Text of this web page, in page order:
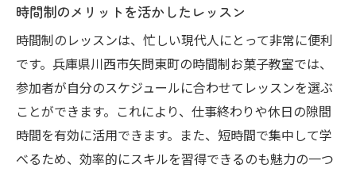
川西市のケーキ教室で手作りスイーツを学ぶ
川西市でケーキ作りの楽しさを実感
手作りケーキで感動を提供
多彩なケーキレシピを学べる
プロの技術を体験できる教室
初心者でも安心のケーキ教室
時間制のメリットを活かしたレッスン
時間制のレッスンは、忙しい現代人にとって非常に便利
です。兵庫県川西市矢問東町の時間制お菓子教室では、
参加者が自分のスケジュールに合わせてレッスンを選ぶ
ことができます。これにより、仕事終わりや休日の隙間
時間を有効に活用できます。また、短時間で集中して学
べるため、効率的にスキルを習得できるのも魅力の一つ